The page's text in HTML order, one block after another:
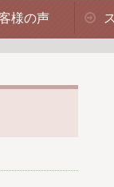
様の声